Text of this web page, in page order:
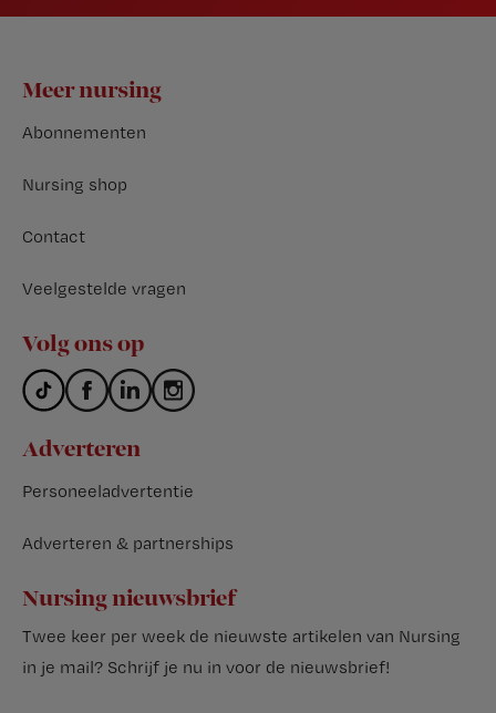
Footer
Meer nursing
Abonnementen
Nursing shop
Contact
Veelgestelde vragen
Volg ons op
Adverteren
Personeeladvertentie
Adverteren & partnerships
Nursing nieuwsbrief
Twee keer per week de nieuwste artikelen van Nursing
in je mail? Schrijf je nu in voor de nieuwsbrief!